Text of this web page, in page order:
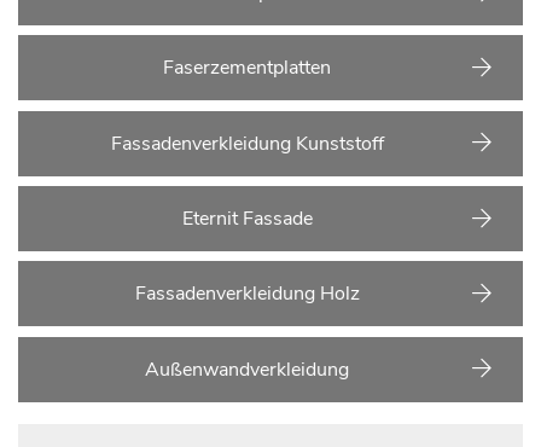
Faserzementplatten
Fassadenverkleidung Kunststoff
Eternit Fassade
Fassadenverkleidung Holz
Außenwandverkleidung